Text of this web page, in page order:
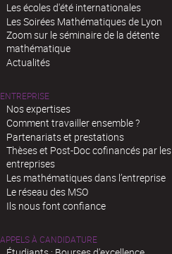
Les écoles d'été internationales
Les Soirées Mathématiques de Lyon
Zoom sur le séminaire de la détente
mathématique
Actualités
ENTREPRISE
Nos expertises
Comment travailler ensemble ?
Partenariats et prestations
Thèses et Post-Doc cofinancés par les
entreprises
Les mathématiques dans l’entreprise
Le réseau des MSO
Ils nous font confiance
APPELS À CANDIDATURE